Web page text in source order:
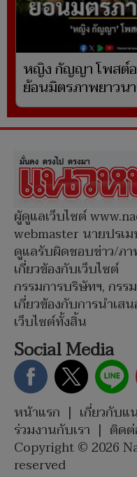
หญิง กัญญา โพสต์อ
ย้อนมิตรภาพยาวน
ผู้ดูแลเว็บไซต์
webmaster นายปรเ
ดูแลรับผิดชอบข่าว/ภ
เกี่ยวข้องกับเว็บไซต์
กรรมการบริษัทฯ, กรร
เกี่ยวข้องกับการนำเส
เว็บไซต์ทั้งสิ้น
Social Media
หน้าแรก | เกี่ยวกับแ
ร่วมงานกับเรา | ติด
Copyright © 2026
reserved